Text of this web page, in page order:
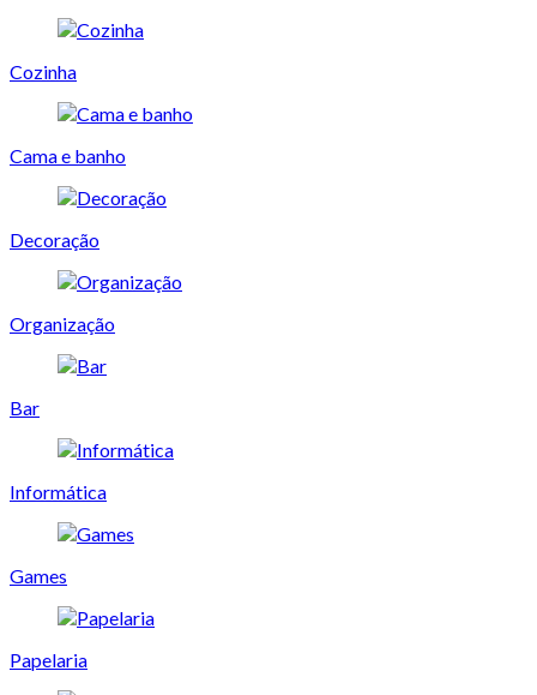
Cozinha
Cama e banho
Decoração
Organização
Bar
Informática
Games
Papelaria